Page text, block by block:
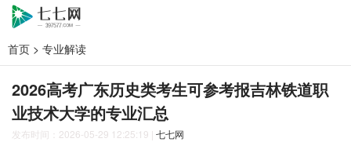
首页 > 专业解读
2026高考广东历史类考生可参考报吉林铁道职
业技术大学的专业汇总
发布时间：2026-05-29 12:25:19 | 七七网